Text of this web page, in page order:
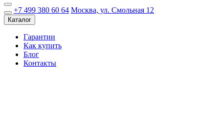
+7 499 380 60 64 Москва, ул. Смольная 12
Каталог
Гарантии
Как купить
Блог
Контакты